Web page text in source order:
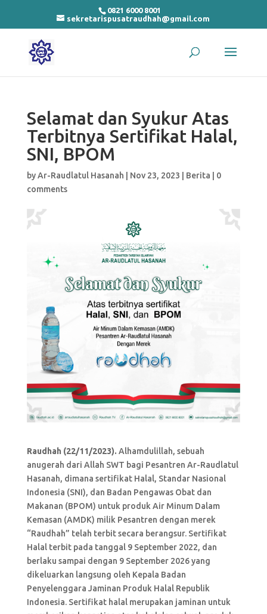
0821 6000 8001
sekretarispusatraudhah@gmail.com
Selamat dan Syukur Atas
Terbitnya Sertifikat Halal,
SNI, BPOM
byAr-Raudlatul Hasanah Nov 23, 2023 Berita
0
comments
Raudhah (22/11/2023). Alhamdulillah, sebuah
anugerah dari Allah SWT bagi Pesantren Ar-Raudlatul
Hasanah, dimana sertifikat Halal, Standar Nasional
Indonesia (SNI), dan Badan Pengawas Obat dan
Makanan (BPOM) untuk produk Air Minum Dalam
Kemasan (AMDK) milik Pesantren dengan merek
“Raudhah” telah terbit secara berangsur. Sertifikat
Halal terbit pada tanggal 9 September 2022, dan
berlaku sampai dengan 9 September 2026 yang
dikeluarkan langsung oleh Kepala Badan
Penyelenggara Jaminan Produk Halal Republik
Indonesia. Sertifikat halal merupakan jaminan untuk